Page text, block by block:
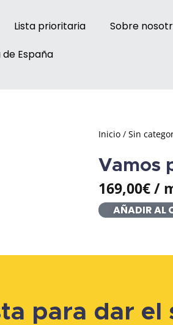
Lista prioritaria Sobre
España
Inicio / Sin
Vamos
169,00€/
AÑADIR AL
para dar el